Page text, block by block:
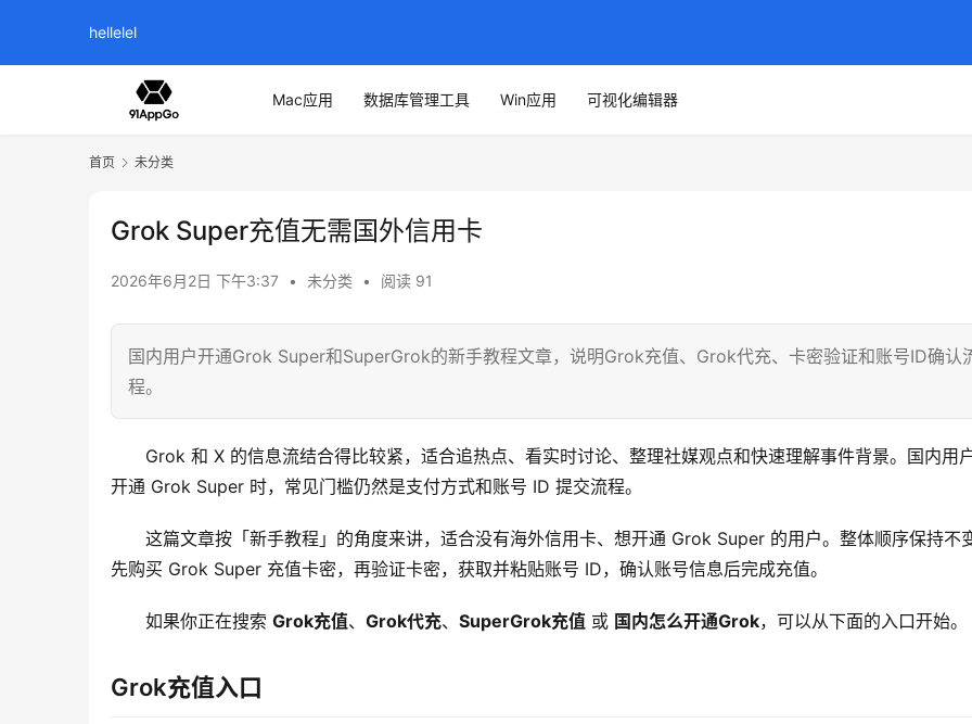
Mac应用 数据库管理工具 Win应用 可视化编辑器
首页 未分类
Grok Super充值无需国外信用卡
2026年6月2日 下午3:37 • 未分类 • 阅读 91
国内用户开通Grok Super和SuperGrok的新手教程文章，说明Grok充值、Grok代充、卡密验证和账号ID确认
程。
Grok 和 X 的信息流结合得比较紧，适合追热点、看实时讨论、整理社媒观点和快速理解事件背景。国内用
开通 Grok Super 时，常见门槛仍然是支付方式和账号 ID 提交流程。
这篇文章按「新手教程」的角度来讲，适合没有海外信用卡、想开通 Grok Super 的用户。整体顺序保持不
先购买 Grok Super 充值卡密，再验证卡密，获取并粘贴账号 ID，确认账号信息后完成充值。
如果你正在搜索 Grok充值、 Grok代充、 SuperGrok充值 或 国内怎么开通Grok，可以从下面的入口开始。
Grok充值入口
hellelel